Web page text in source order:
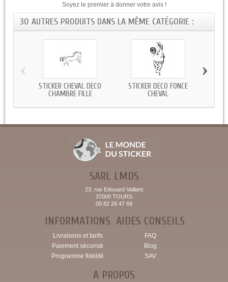
Soyez le premier à donner votre avis !
30 AUTRES PRODUITS DANS LA MÊME CATÉGORIE :
STICKER CHEVAL DECO
CHAMBRE FILLE
STICKER DECO FONCE
CHEVAL
‹ ›
SARL LMDS
23, rue Edouard Vaillant
37000 TOURS
09 82 28 47 69
INFORMATIONS
Livraisons et tarifs
Paiement sécurisé
Programme fidélité
AIDES CONSEILS
FAQ
Blog
SAV
A PROPOS